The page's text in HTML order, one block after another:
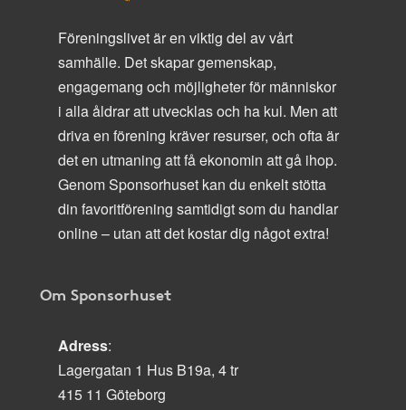
Föreningslivet är en viktig del av vårt
samhälle. Det skapar gemenskap,
engagemang och möjligheter för människor
i alla åldrar att utvecklas och ha kul. Men att
driva en förening kräver resurser, och ofta är
det en utmaning att få ekonomin att gå ihop.
Genom Sponsorhuset kan du enkelt stötta
din favoritförening samtidigt som du handlar
online – utan att det kostar dig något extra!
Om Sponsorhuset
Adress:
Lagergatan 1 Hus B19a, 4 tr
415 11 Göteborg